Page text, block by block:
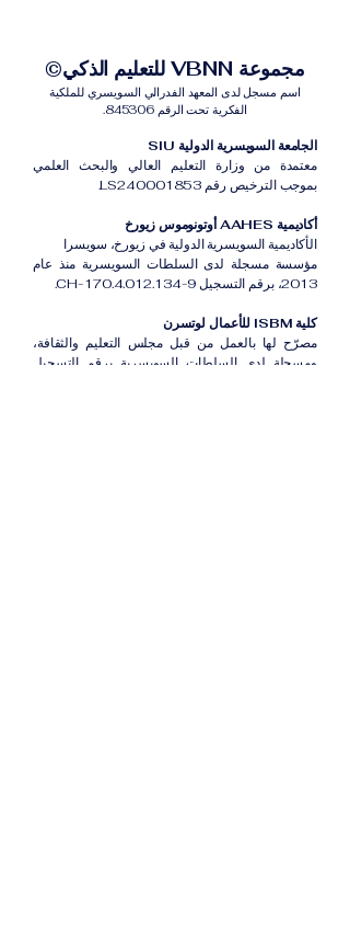
مجموعة VBNN للتعليم الذكي©
اسم مسجل لدى المعهد الفدرالي السويسري للملكية
الفكرية تحت الرقم 845306.
الجامعة السويسرية الدولية SIU
معتمدة من وزارة التعليم العالي والبحث العلمي
بموجب الترخيص رقم LS240001853.
أكاديمية AAHES أوتونوموس زيورخ
الأكاديمية السويسرية الدولية في زيورخ، سويسرا
مؤسسة مسجلة لدى السلطات السويسرية منذ عام
2013، برقم التسجيل CH-170.4.012.134-9.
كلية ISBM للأعمال لوتسرن
مصرّح لها بالعمل من قبل مجلس التعليم والثقافة،
ومسجلة لدى السلطات السويسرية برقم التسجيل